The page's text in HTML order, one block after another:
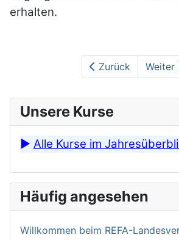
erhalten.
Zurück Weiter
Unsere Kurse
► Alle Kurse im
Häufig angesehen
Willkommen bei­m REFA-